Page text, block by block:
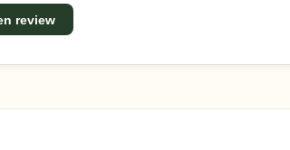
review